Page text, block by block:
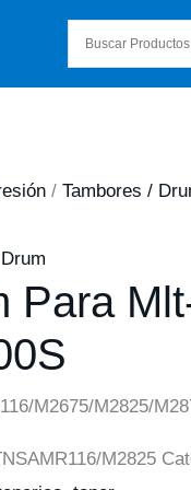
/ Tambores /
Para
M2675/M2825/
M2825